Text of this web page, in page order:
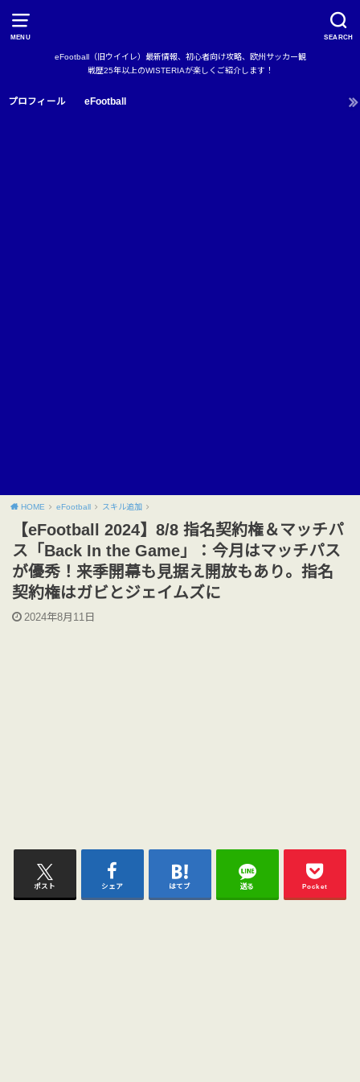
MENU SEARCH
eFootball（旧ウイイレ）最新情報、初心者向け攻略、欧州サッカー観
戦歴25年以上のWISTERIAが楽しくご紹介します！
プロフィール eFootball
HOME eFootball スキル追加
【eFootball 2024】8/8 指名契約権＆マッチパ
ス「Back In the Game」：今月はマッチパス
が優秀！来季開幕も見据え開放もあり。指名
契約権はガビとジェイムズに
2024年8月11日
ポスト シェア はてブ 送る Pocket